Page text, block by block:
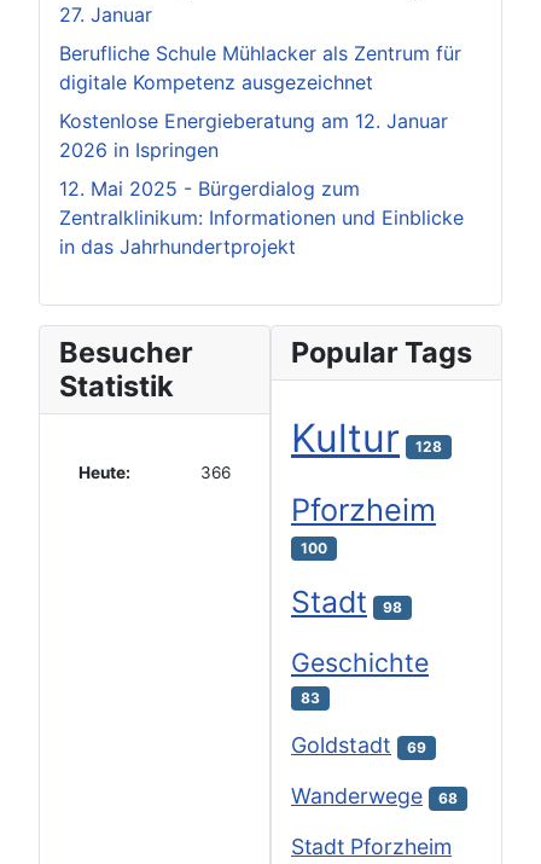
27. Januar
Berufliche Schule Mühlacker als Zentrum für
digitale Kompetenz ausgezeichnet
Kostenlose Energieberatung am 12. Januar
2026 in Ispringen
12. Mai 2025 - Bürgerdialog zum
Zentralklinikum: Informationen und Einblicke
in das Jahrhundertprojekt
Besucher
Statistik
Heute: 366
Popular Tags
Kultur 128
Pforzheim
100
Stadt 98
Geschichte
83
Goldstadt 69
Wanderwege 68
Stadt Pforzheim